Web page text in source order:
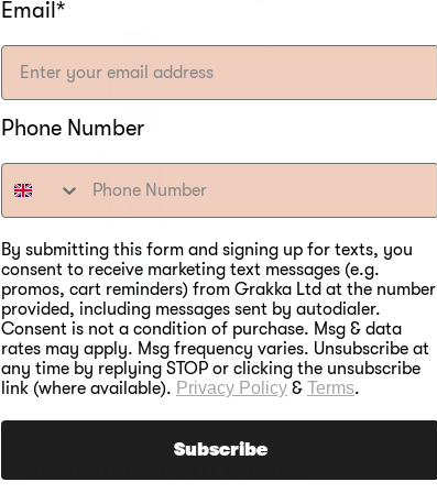
Email*
Phone Number
By submitting this form and signing up for texts, you
consent to receive marketing text messages (e.g.
promos, cart reminders) from Grakka Ltd at the number
provided, including messages sent by autodialer.
Consent is not a condition of purchase. Msg & data
rates may apply. Msg frequency varies. Unsubscribe at
any time by replying STOP or clicking the unsubscribe
link (where available). Privacy Policy & Terms.
Subscribe